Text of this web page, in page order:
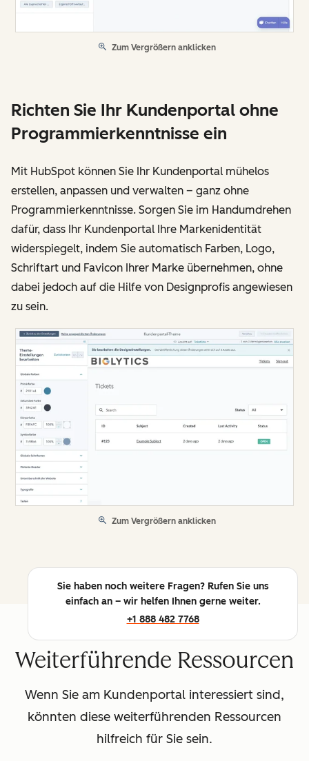
Zum Vergrößern anklicken
Richten Sie Ihr Kundenportal ohne
Programmierkenntnisse ein
Mit HubSpot können Sie Ihr Kundenportal mühelos
erstellen, anpassen und verwalten – ganz ohne
Programmierkenntnisse. Sorgen Sie im Handumdrehen
dafür, dass Ihr Kundenportal Ihre Markenidentität
widerspiegelt, indem Sie automatisch Farben, Logo,
Schriftart und Favicon Ihrer Marke übernehmen, ohne
dabei jedoch auf die Hilfe von Designprofis angewiesen
zu sein.
Zum Vergrößern anklicken
Sie haben noch weitere Fragen? Rufen Sie uns
einfach an – wir helfen Ihnen gerne weiter.
+1 888 482 7768
Weiterführende Ressourcen
Wenn Sie am Kundenportal interessiert sind,
könnten diese weiterführenden Ressourcen
hilfreich für Sie sein.